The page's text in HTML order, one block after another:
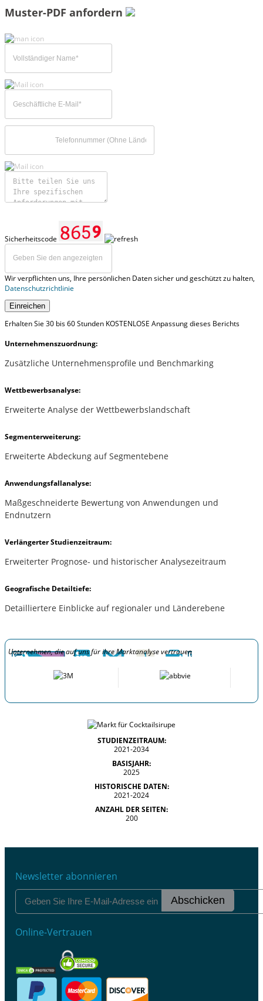
Muster-PDF anfordern
Sicherheitscode
Wir verpflichten uns, Ihre persönlichen Daten sicher und geschützt zu halten,
Datenschutzrichtlinie
Einreichen
Erhalten Sie 30 bis 60 Stunden KOSTENLOSE Anpassung dieses Berichts
Unternehmenszuordnung:
Zusätzliche Unternehmensprofile und Benchmarking
Wettbewerbsanalyse:
Erweiterte Analyse der Wettbewerbslandschaft
Segmenterweiterung:
Erweiterte Abdeckung auf Segmentebene
Anwendungsfallanalyse:
Maßgeschneiderte Bewertung von Anwendungen und
Endnutzern
Verlängerter Studienzeitraum:
Erweiterter Prognose- und historischer Analysezeitraum
Geografische Detailtiefe:
Detailliertere Einblicke auf regionaler und Länderebene
Unternehmen, die auf uns für ihre Marktanalyse vertrauen
STUDIENZEITRAUM:
2021-2034
BASISJAHR:
2025
HISTORISCHE DATEN:
2021-2024
ANZAHL DER SEITEN:
200
Newsletter abonnieren
Abschicken
Online-Vertrauen